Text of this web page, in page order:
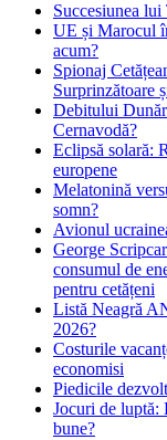
Succesiunea
UE și Marocul
acum?
Spionaj
Surprinzătoare
Debitului
Cernavodă?
Eclipsă solară:
europene
Melatonină
somn?
Avionul
George
consumul de
pentru cetățeni
Listă Neagră
2026?
Costurile
economisi
Piedicile
Jocuri de luptă:
bune?